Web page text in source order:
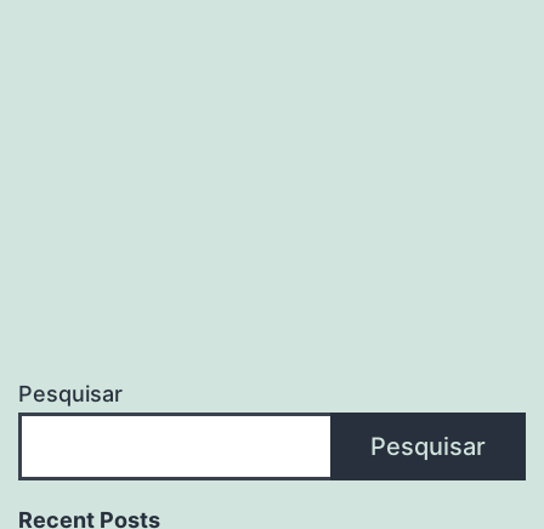
Pesquisar
Pesquisar
Recent Posts